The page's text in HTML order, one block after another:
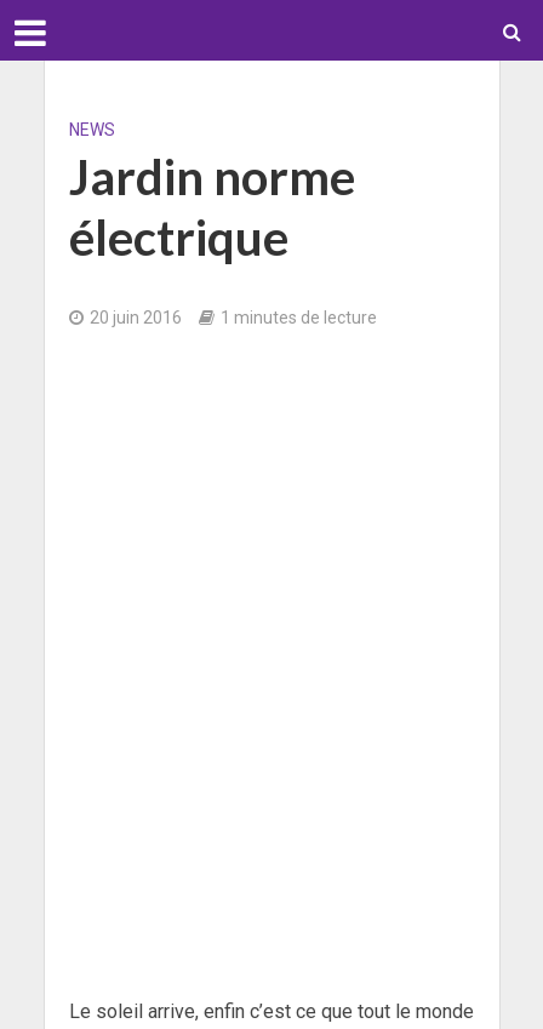
NEWS
Jardin norme
électrique
20 juin 2016 1 minutes de lecture
Le soleil arrive, enfin c’est ce que tout le monde